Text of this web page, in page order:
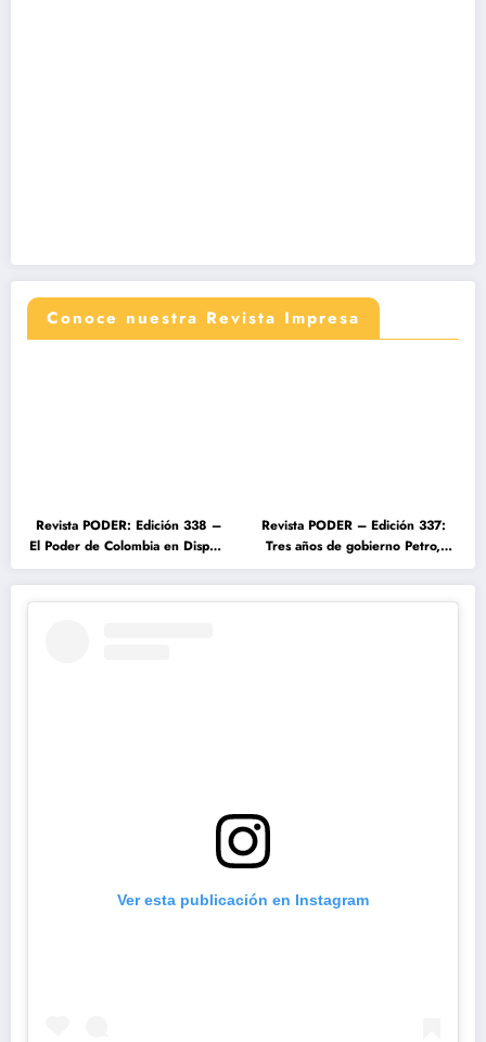
Conoce nuestra Revista Impresa
Revista PODER: Edición 338 –
El Poder de Colombia en Disputa
2026
Revista PODER – Edición 337:
Tres años de gobierno Petro,
entre el cambio prometido y el
desencanto ciudadano
Ver esta publicación en Instagram